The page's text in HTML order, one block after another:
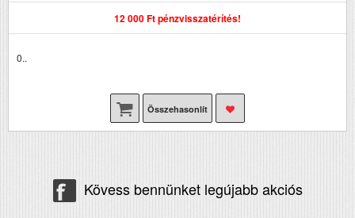
12 000 Ft pénzvisszatérítés!
0..
Összehasonlít
Kövess bennünket legújabb akciós